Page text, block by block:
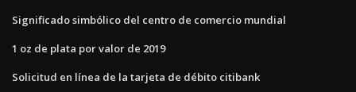
Significado simbólico del centro de comercio mundial
1 oz de plata por valor de 2019
Solicitud en línea de la tarjeta de débito citibank